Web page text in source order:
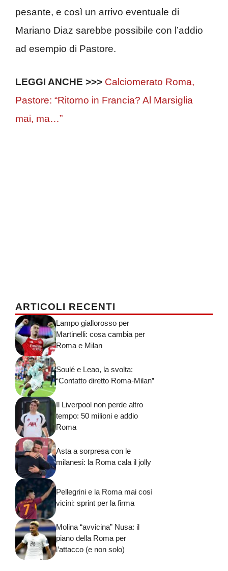
pesante, e così un arrivo eventuale di
Mariano Diaz sarebbe possibile con l’addio
ad esempio di Pastore.
LEGGI ANCHE >>> Calciomerato Roma,
Pastore: “Ritorno in Francia? Al Marsiglia
mai, ma…”
ARTICOLI RECENTI
Lampo giallorosso per
Martinelli: cosa cambia per
Roma e Milan
Soulé e Leao, la svolta:
“Contatto diretto Roma-Milan”
Il Liverpool non perde altro
tempo: 50 milioni e addio
Roma
Asta a sorpresa con le
milanesi: la Roma cala il jolly
Pellegrini e la Roma mai così
vicini: sprint per la firma
Molina “avvicina” Nusa: il
piano della Roma per
l’attacco (e non solo)